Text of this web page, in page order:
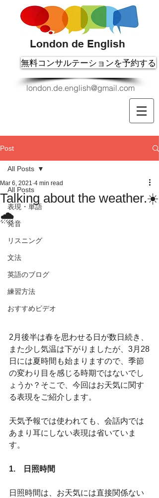
London de English
無料コンサルテーションを予約する
london.de.english@gmail.com
Post
All Posts
表現・単語
発音
リスニング
文法
英語のブログ
練習方法
おすすめビデオ
All Posts
Talking about the weather.☀️
🌧
Mar 6, 2021 4 min read
2月後半は春を思わせる日が数日続き、
また少し気温は下がりましたが、3月28
日には夏時間も始まりますので、季節
の変わり目を感じる時期ではないでし
ょうか？そこで、今回はお天気に関す
る表現をご紹介します。
天気予報では使われても、会話内では
あまり耳にしない表現は省いていま
す。
1.　日照時間
日照時間は、お天気には直接関係ない